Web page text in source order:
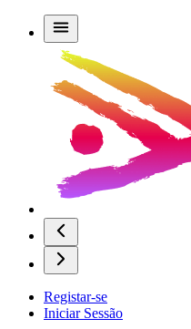
Registar-se
Iniciar Sessão